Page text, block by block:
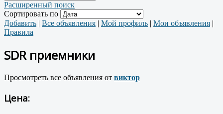
Расширенный поиск
Сортировать по
Добавить | Все объявления | Мой профиль | Мои объявления |
Правила
SDR приемники
Просмотреть все объявления от виктор
Цена: